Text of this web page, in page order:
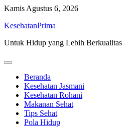
Skip
content
Kamis Agustus 6, 2026
KesehatanPrima
Untuk Hidup yang Lebih Berkualitas
Beranda
Kesehatan Jasmani
Kesehatan Rohani
Makanan Sehat
Tips Sehat
Pola Hidup